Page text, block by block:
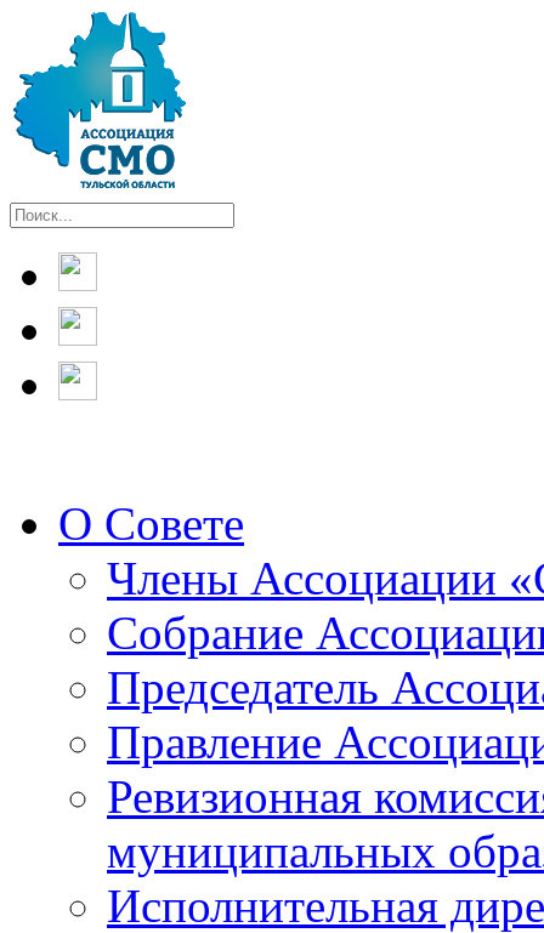
О Совете
Члены Ассоциации
Собрание
Председатель
Правление
Ревизионная
муниципальных
Исполнительная